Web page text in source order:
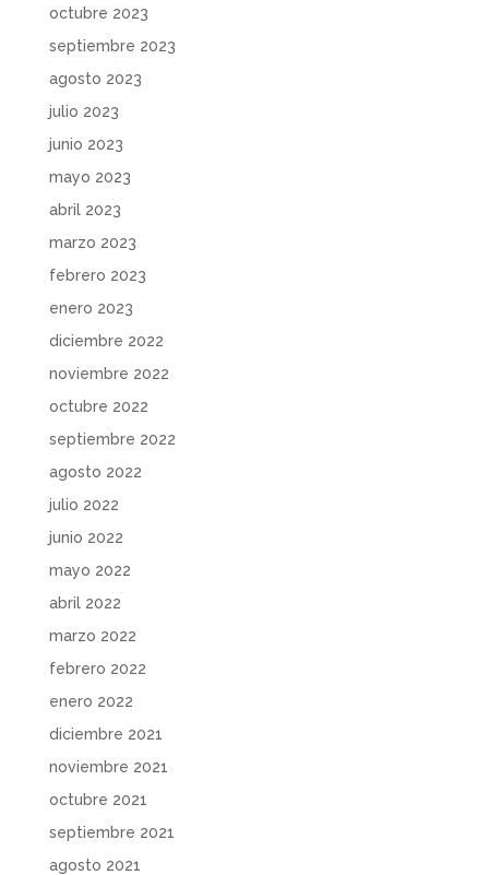
octubre 2023
septiembre 2023
agosto 2023
julio 2023
junio 2023
mayo 2023
abril 2023
marzo 2023
febrero 2023
enero 2023
diciembre 2022
noviembre 2022
octubre 2022
septiembre 2022
agosto 2022
julio 2022
junio 2022
mayo 2022
abril 2022
marzo 2022
febrero 2022
enero 2022
diciembre 2021
noviembre 2021
octubre 2021
septiembre 2021
agosto 2021